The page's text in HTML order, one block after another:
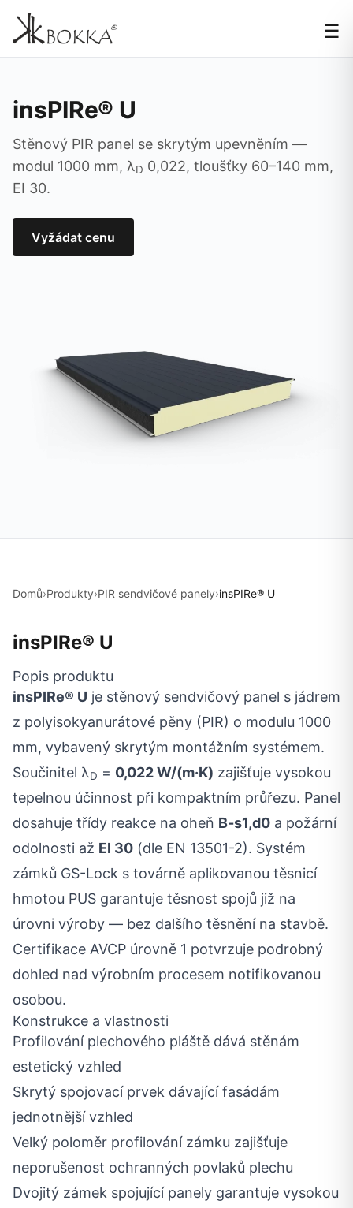
☰
insPIRe® U
Stěnový PIR panel se skrytým upevněním —
modul 1000 mm, λD 0,022, tloušťky 60–140 mm,
EI 30.
Vyžádat cenu
Domů›Produkty›PIR sendvičové panely›insPIRe® U
insPIRe® U
Popis produktu
insPIRe® U je stěnový sendvičový panel s jádrem
z polyisokyanurátové pěny (PIR) o modulu 1000
mm, vybavený skrytým montážním systémem.
Součinitel λD = 0,022 W/(m·K) zajišťuje vysokou
tepelnou účinnost při kompaktním průřezu. Panel
dosahuje třídy reakce na oheň B-s1,d0 a požární
odolnosti až EI 30 (dle EN 13501-2). Systém
zámků GS-Lock s továrně aplikovanou těsnicí
hmotou PUS garantuje těsnost spojů již na
úrovni výroby — bez dalšího těsnění na stavbě.
Certifikace AVCP úrovně 1 potvrzuje podrobný
dohled nad výrobním procesem notifikovanou
osobou.
Konstrukce a vlastnosti
Profilování plechového pláště dává stěnám
estetický vzhled
Skrytý spojovací prvek dávající fasádám
jednotnější vzhled
Velký poloměr profilování zámku zajišťuje
neporušenost ochranných povlaků plechu
Dvojitý zámek spojující panely garantuje vysokou